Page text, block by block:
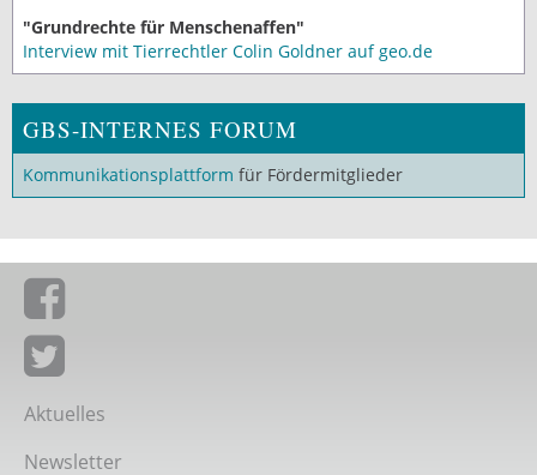
"Grundrechte für Menschenaffen"
Interview mit Tierrechtler Colin Goldner auf geo.de
GBS-INTERNES FORUM
Kommunikationsplattform für Fördermitglieder
Giordano-Bruno-Stiftung auf Facebook
Giordano-Bruno-Stiftung bei Twitter
Aktuelles
Newsletter